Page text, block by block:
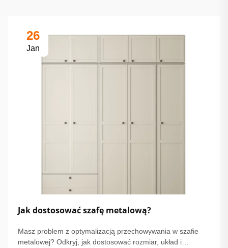
26
Jan
Jak dostosować szafę metalową?
Masz problem z optymalizacją przechowywania w szafie
metalowej? Odkryj, jak dostosować rozmiar, układ i